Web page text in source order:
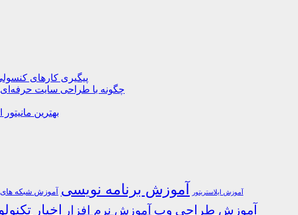
پیگیری کارهای
چگونه با طراحی سایت
بهترین
آموزش ایلاستریتور آموزش برنامه نویسی آموزش شبکه های
آموزش طراحی وب آموزش نرم افزار اخبار